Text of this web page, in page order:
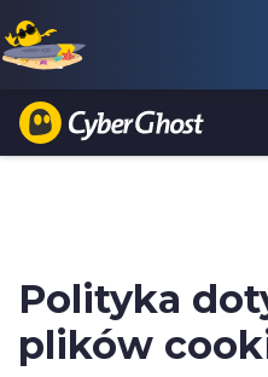
Polityka
plików